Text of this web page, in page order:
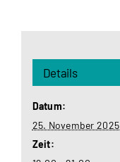
Details
Datum:
25. November 2025
Zeit: